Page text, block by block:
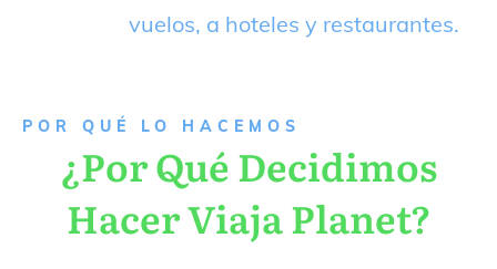
vuelos, a hoteles y restaurantes.
P OR QUÉ LO HACEMOS
¿Por Qué Decidimos
Hacer Viaja Planet?